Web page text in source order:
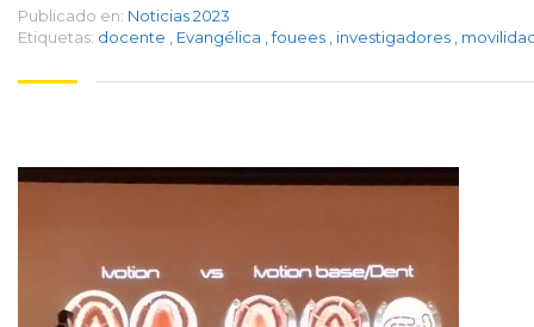
Publicado en: Noticias 2023
Etiquetas: docente Evangélica fouees investigadores